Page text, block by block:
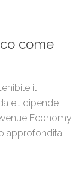
come
il
e… dipende
Economy
approfondita.